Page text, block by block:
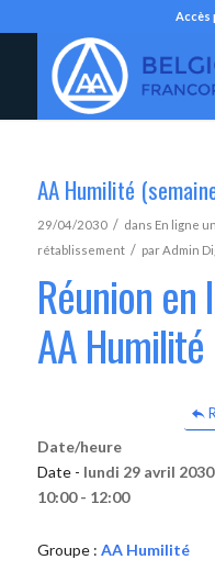
Accès
AA Humilité
29/04/2030 / dans En ligne
rétablissement / parAdmin
Réunion en
AA Humilité
Date/heure
Date - lundi 29 avril 2030
10:00 - 12:00
Groupe : AA Humilité